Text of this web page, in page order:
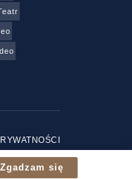
Zgadzam się